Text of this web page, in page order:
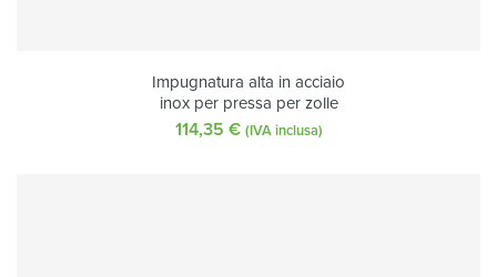
Impugnatura alta in acciaio
inox per pressa per zolle
114,35 € (IVA inclusa)